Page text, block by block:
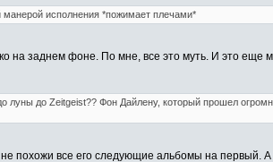
исполнения *пожимает плечами*
на заднем фоне. По мне, все это муть. И это еще
луны до Zeitgeist?? Фон Дайлену, который прошел
не похожи все его следующие альбомы на